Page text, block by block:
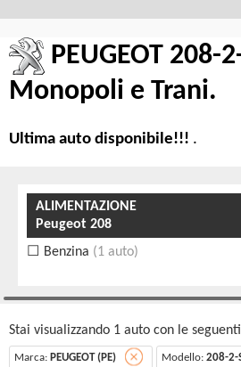
PEUGEOT 208-
Monopoli e Trani.
Ultima auto disponibile!!! .
ALIMENTAZIONE
Peugeot 208
Benzina (1 auto)
Stai visualizzando 1 auto con le
Marca: PEUGEOT (PE) Modello: 208-2-